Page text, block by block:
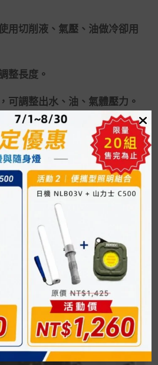
用切削液、氣壓、油做冷卻用
整長度。
可調整出水、油、氣體壓力。
力80Kg
，需吸附在具有一定厚度且含
板件
斟酌所要吸附的板材的厚度與
所有材質皆能達到最大吸力
於放電加工等機床的冷卻